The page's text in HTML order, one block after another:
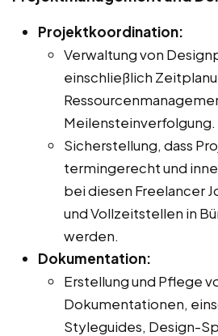
Projektkoordination:
Verwaltung von
einschließlich
Meilensteinverfolgung.
Sicherstellung, dass
termingerecht und
bei diesen Freelancer
und Vollzeitstellen in
werden.
Dokumentation:
Erstellung und Pflege
Dokumentationen,
Styleguides, Design-